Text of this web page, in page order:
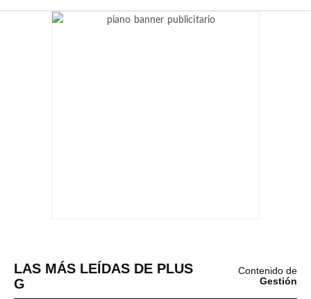
LAS MÁS LEÍDAS DE PLUS
G
Contenido de
Gestión